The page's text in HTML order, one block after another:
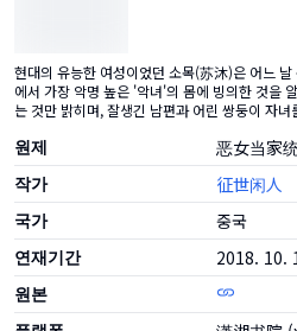
현대의 유능한 여성이었던 소목(苏沐)은 어느
에서 가장 악명 높은 '악녀'의 몸에 빙의한 것을
는 것만 밝히며, 잘생긴 남편과 어린 쌍둥이 자녀
원제 恶女当家
작가 征世闲人
국가 중국
연재기간 2018. 10.
원본